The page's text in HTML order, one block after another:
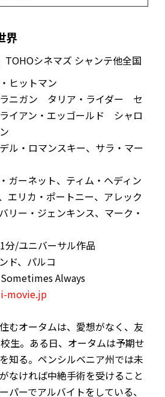
界
TOHOシネマズ シャンテ他全国
ヒットマン
ラニガン タリア・ライダー セ
イアン・エッゴールド シャロ
ル・ロマンスキー、サラ・マー
ガーネット、ティム・ヘディン
エリカ・ポートニー、アレック
リー・ジェンキンス、マーク・
分/ユニバーサル作品
ド、パルコ
Always
movie.jp
むオータムは、愛想がなく、友
生。ある日、オータムは予期せ
知る。ペンシルベニア州では未
なければ中絶手術を受けること
パーでアルバイトをしている、